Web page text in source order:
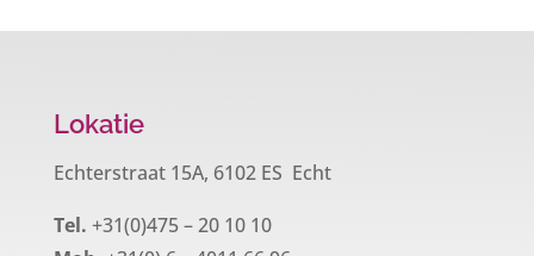
Lokatie
Echterstraat 15A, 6102 ES Echt
Tel. +31(0)475 – 20 10 10